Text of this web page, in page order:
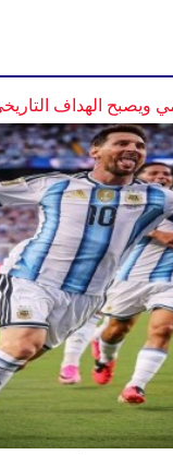
ويصبح الهداف